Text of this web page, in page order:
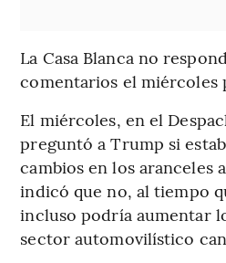
La Casa Blanca no
comentarios el miércoles
El miércoles, en el
preguntó a Trump si
cambios en los aranceles
indicó que no, al tiempo
incluso podría aumentar
sector automovilístico